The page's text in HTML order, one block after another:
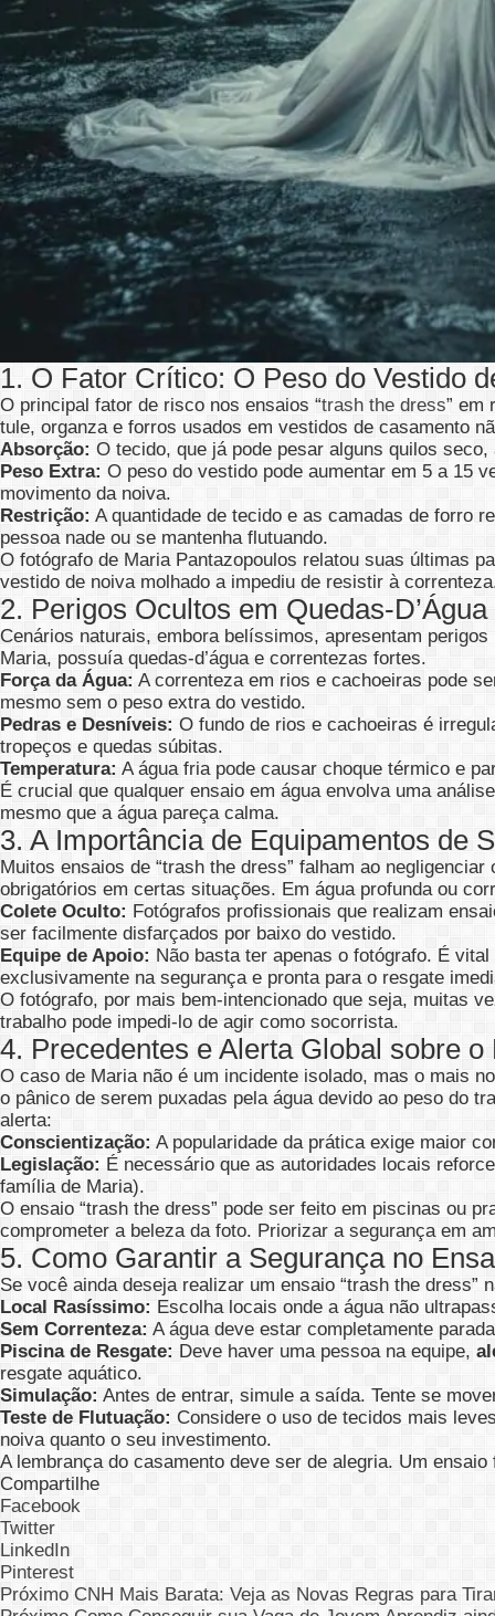
1. O Fator Crítico: O Peso do Vestido
O principal fator de risco nos ensaios “trash the dress” em
tule, organza e forros usados em vestidos de casamento
Absorção: O tecido, que já pode pesar alguns quilos
Peso Extra: O peso do vestido pode aumentar em 5 a 15
movimento da noiva.
Restrição: A quantidade de tecido e as camadas de forro
pessoa nade ou se mantenha flutuando.
O fotógrafo de Maria Pantazopoulos relatou suas últimas
vestido de noiva molhado a impediu de resistir à
2. Perigos Ocultos em Quedas-
Cenários naturais, embora belíssimos, apresentam
Maria, possuía quedas-d’água e correntezas fortes.
Força da Água: A correnteza em rios e cachoeiras pode
mesmo sem o peso extra do vestido.
Pedras e Desníveis: O fundo de rios e cachoeiras é
tropeços e quedas súbitas.
Temperatura: A água fria pode causar choque térmico e
É crucial que qualquer ensaio em água envolva uma
mesmo que a água pareça calma.
3. A Importância de Equipamentos de
Muitos ensaios de “trash the dress” falham ao
obrigatórios em certas situações. Em água profunda ou
Colete Oculto: Fotógrafos profissionais que realizam
ser facilmente disfarçados por baixo do vestido.
Equipe de Apoio: Não basta ter apenas o fotógrafo. É
exclusivamente na segurança e pronta para o resgate
O fotógrafo, por mais bem-intencionado que seja, muitas
trabalho pode impedi-lo de agir como socorrista.
4. Precedentes e Alerta Global sobre o
O caso de Maria não é um incidente isolado, mas o mais
o pânico de serem puxadas pela água devido ao peso do
alerta:
Conscientização: A popularidade da prática exige maior
Legislação: É necessário que as autoridades locais
família de Maria).
O ensaio “trash the dress” pode ser feito em piscinas ou
comprometer a beleza da foto. Priorizar a segurança em
5. Como Garantir a Segurança no
Se você ainda deseja realizar um ensaio “trash the
Local Rasíssimo: Escolha locais onde a água não
Sem Correnteza: A água deve estar completamente
Piscina de Resgate: Deve haver uma pessoa na equipe,
resgate aquático.
Simulação: Antes de entrar, simule a saída. Tente se
Teste de Flutuação: Considere o uso de tecidos mais
noiva quanto o seu investimento.
A lembrança do casamento deve ser de alegria. Um
Compartilhe
Facebook
Twitter
LinkedIn
Pinterest
Próximo CNH Mais Barata: Veja as Novas Regras para